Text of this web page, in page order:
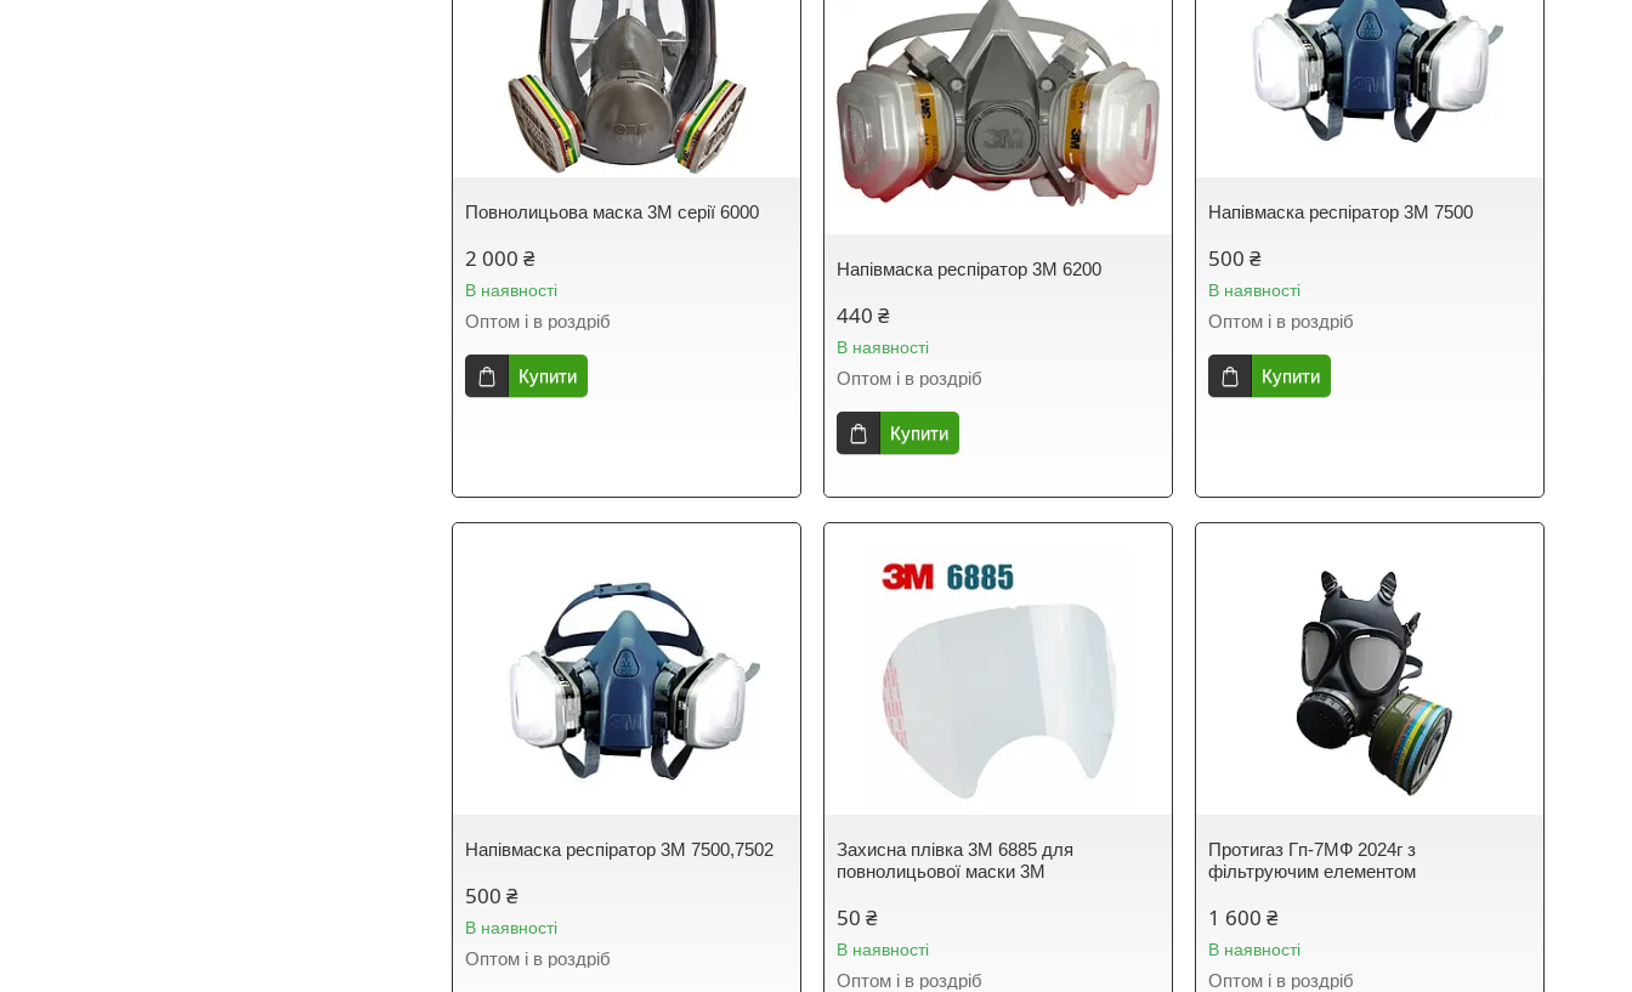
Повнолицьова маска 3М серії 6000
2 000 ₴
В наявності
Оптом і в роздріб
Купити
Напівмаска респіратор 3М 6200
440 ₴
В наявності
Оптом і в роздріб
Купити
Напівмаска респіратор 3М 7500
500 ₴
В наявності
Оптом і в роздріб
Купити
Напівмаска респіратор 3М 7500,7502
500 ₴
В наявності
Оптом і в роздріб
Захисна плівка 3М 6885 для
повнолицьової маски 3М
50 ₴
В наявності
Оптом і в роздріб
Протигаз Гп-7МФ 2024г з
фільтруючим елементом
1 600 ₴
В наявності
Оптом і в роздріб